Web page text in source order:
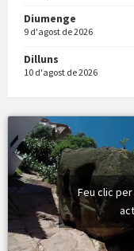
Vermuts a la Font.
Diumenge
9 d'agost de 2026
Dilluns
10 d'agost de 2026
Feu clic